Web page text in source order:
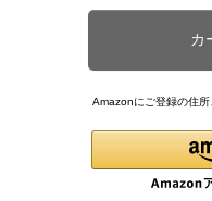
Amazonにご登録の住